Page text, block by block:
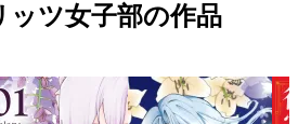
ツ女子部の作品